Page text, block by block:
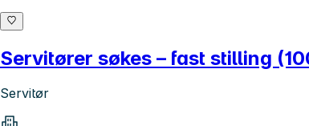
Servitører søkes – fast stilling
Servitør